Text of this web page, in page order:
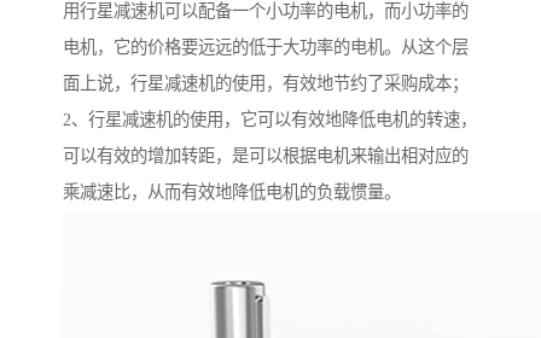
用行星减速机可以配备一个小功率的电机，而小功率的
电机，它的价格要远远的低于大功率的电机。从这个层
面上说，行星减速机的使用，有效地节约了采购成本；
2、行星减速机的使用，它可以有效地降低电机的转速，
可以有效的增加转距，是可以根据电机来输出相对应的
乘减速比，从而有效地降低电机的负载惯量。